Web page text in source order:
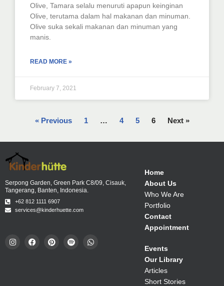
Olive, Tamara selalu menuruti apapun keinginan
Olive, terutama dalam hal makanan dan minuman.
Olive suka sekali makanan dan minuman yang
manis.
READ MORE »
February 7, 2021
« Previous 1 … 4 5 6 Next »
Home
About Us
Who We Are
Portfolio
Contact
Appointment
Events
Our Library
Articles
Short Stories
Serpong Garden, Green Park C8/09, Cisauk,
Tangerang, Banten, Indonesia.
+62 812 1111 6907
services@kinderhuette.com